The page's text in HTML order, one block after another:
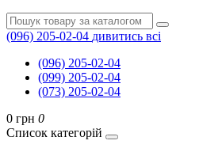
(096) 205-02-04 дивитись всі
(096) 205-02-04
(099) 205-02-04
(073) 205-02-04
0 грн 0
Список категорій